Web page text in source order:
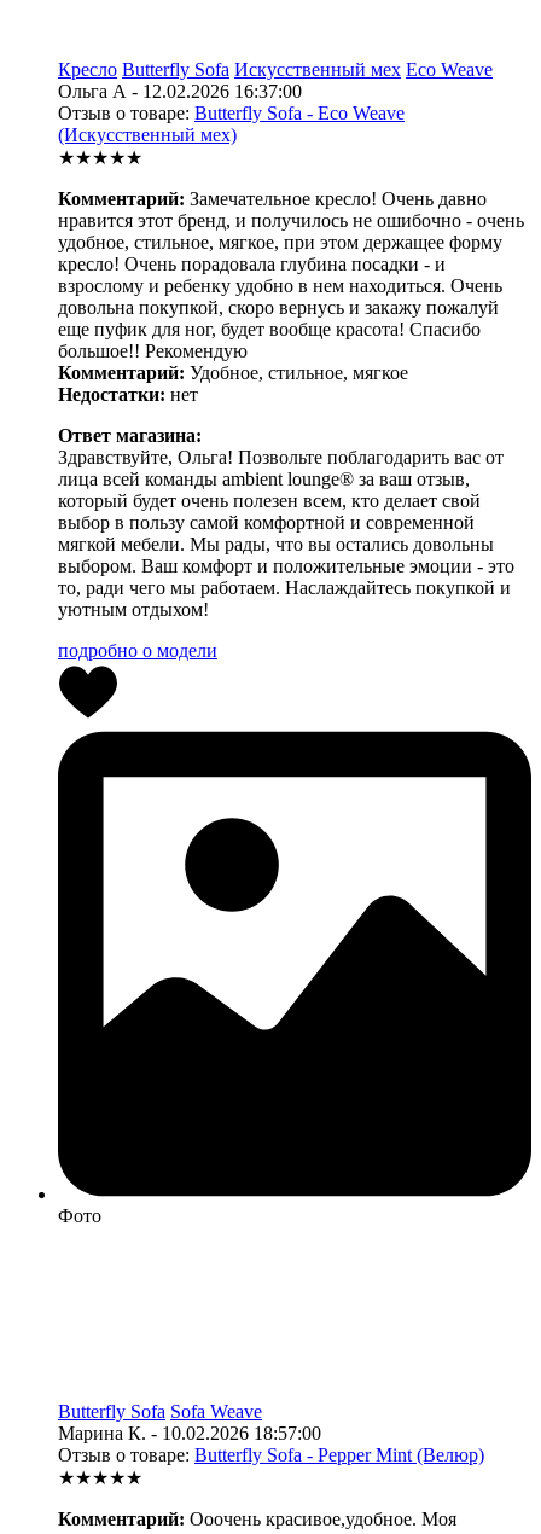
Кресло Butterfly Sofa Искусственный мех Eco Weave
Ольга А - 12.02.2026 16:37:00
Отзыв о товаре: Butterfly Sofa - Eco Weave
(Искусственный мех)
★★★★★
Комментарий: Замечательное кресло! Очень давно
нравится этот бренд, и получилось не ошибочно - очень
удобное, стильное, мягкое, при этом держащее форму
кресло! Очень порадовала глубина посадки - и
взрослому и ребенку удобно в нем находиться. Очень
довольна покупкой, скоро вернусь и закажу пожалуй
еще пуфик для ног, будет вообще красота! Спасибо
большое!! Рекомендую
Комментарий: Удобное, стильное, мягкое
Недостатки: нет
Ответ магазина:
Здравствуйте, Ольга! Позвольте поблагодарить вас от
лица всей команды ambient lounge® за ваш отзыв,
который будет очень полезен всем, кто делает свой
выбор в пользу самой комфортной и современной
мягкой мебели. Мы рады, что вы остались довольны
выбором. Ваш комфорт и положительные эмоции - это
то, ради чего мы работаем. Наслаждайтесь покупкой и
уютным отдыхом!
подробно о модели
Фото
Butterfly Sofa Sofa Weave
Марина К. - 10.02.2026 18:57:00
Отзыв о товаре: Butterfly Sofa - Pepper Mint (Велюр)
★★★★★
Комментарий: Ооочень красивое,удобное. Моя